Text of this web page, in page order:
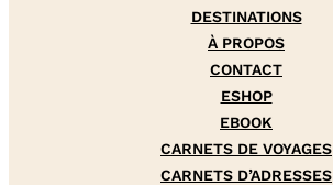
DESTINATIONS
À PROPOS
CONTACT
ESHOP
EBOOK
CARNETS DE VOYAGES
CARNETS D’ADRESSES